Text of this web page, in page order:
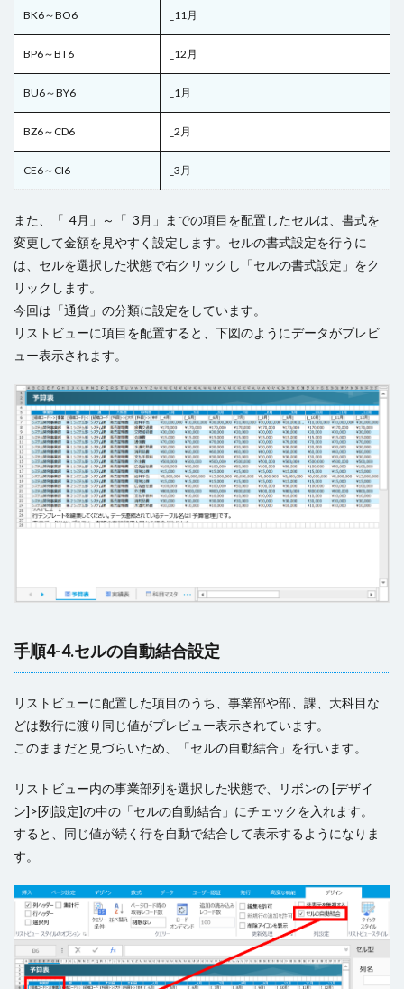
BK6～BO6 _11月
BP6～BT6 _12月
BU6～BY6 _1月
BZ6～CD6 _2月
CE6～CI6 _3月
また、「_4月」～「_3月」までの項目を配置したセルは、書式を
変更して金額を見やすく設定します。セルの書式設定を行うに
は、セルを選択した状態で右クリックし「セルの書式設定」をク
リックします。
今回は「通貨」の分類に設定をしています。
リストビューに項目を配置すると、下図のようにデータがプレビ
ュー表示されます。
手順4-4.セルの自動結合設定
リストビューに配置した項目のうち、事業部や部、課、大科目な
どは数行に渡り同じ値がプレビュー表示されています。
このままだと見づらいため、「セルの自動結合」を行います。
リストビュー内の事業部列を選択した状態で、リボンの [デザイ
ン]>[列設定]の中の「セルの自動結合」にチェックを入れます。
すると、同じ値が続く行を自動で結合して表示するようになりま
す。